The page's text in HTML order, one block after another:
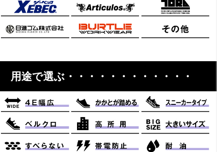
用途で選ぶ・・・・・・・・・・・・